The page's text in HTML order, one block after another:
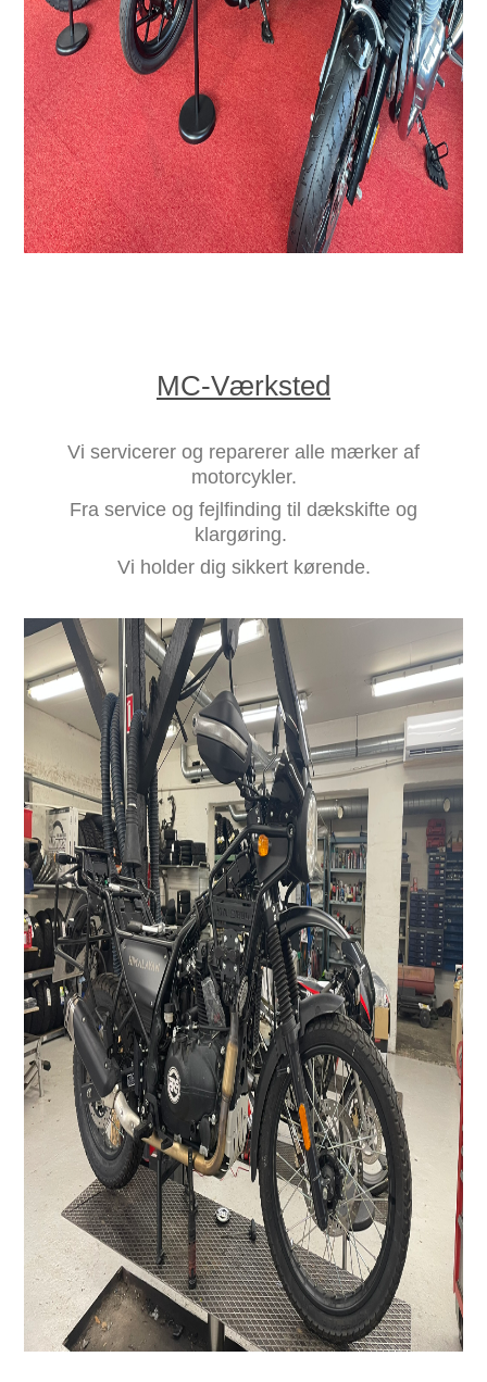
MC-Værksted
Vi servicerer og reparerer alle mærker af
motorcykler.
Fra service og fejlfinding til dækskifte og
klargøring.
Vi holder dig sikkert kørende.